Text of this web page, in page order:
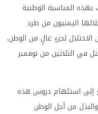
المناسبة الوطنية
اليمنيون من طرد
لجزءٍ غالٍ من الوطن،
في الثلاثين من نوفمبر
إلى استلهام دروس هذه
من أجل الوطن